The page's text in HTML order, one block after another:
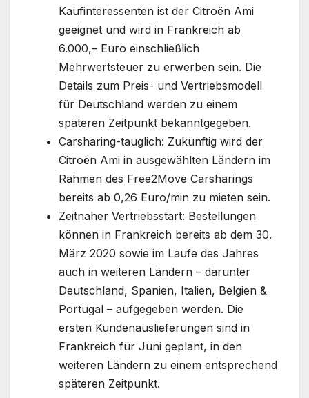
Kaufinteressenten ist der Citroën Ami
geeignet und wird in Frankreich ab
6.000,– Euro einschließlich
Mehrwertsteuer zu erwerben sein. Die
Details zum Preis- und Vertriebsmodell
für Deutschland werden zu einem
späteren Zeitpunkt bekanntgegeben.
Carsharing-tauglich: Zukünftig wird der
Citroën Ami in ausgewählten Ländern im
Rahmen des Free2Move Carsharings
bereits ab 0,26 Euro/min zu mieten sein.
Zeitnaher Vertriebsstart: Bestellungen
können in Frankreich bereits ab dem 30.
März 2020 sowie im Laufe des Jahres
auch in weiteren Ländern – darunter
Deutschland, Spanien, Italien, Belgien &
Portugal – aufgegeben werden. Die
ersten Kundenauslieferungen sind in
Frankreich für Juni geplant, in den
weiteren Ländern zu einem entsprechend
späteren Zeitpunkt.